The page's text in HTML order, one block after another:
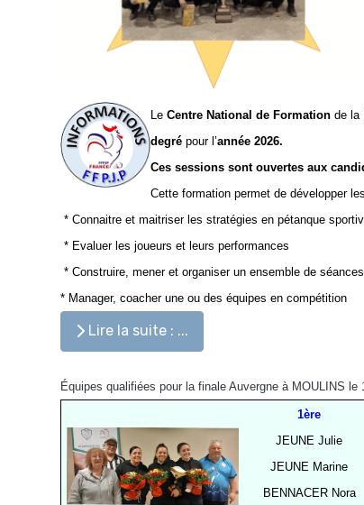
Le Centre National de Formation de la
degré pour l’année 2026.
Ces sessions sont ouvertes aux
Cette formation permet de développer
* Connaitre et maitriser les stratégies en pétanque
* Evaluer les joueurs et leurs performances
* Construire, mener et organiser un ensemble de
* Manager, coacher une ou des équipes en compétition
Lire la suite : ...
Équipes qualifiées pour la finale Auvergne à MOULINS le
1ère
JEUNE Julie
JEUNE Marine
BENNACER Nora